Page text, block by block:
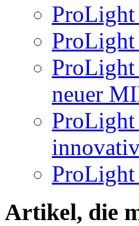
ProLight
neuer
ProLight
ProLight
Artikel, die